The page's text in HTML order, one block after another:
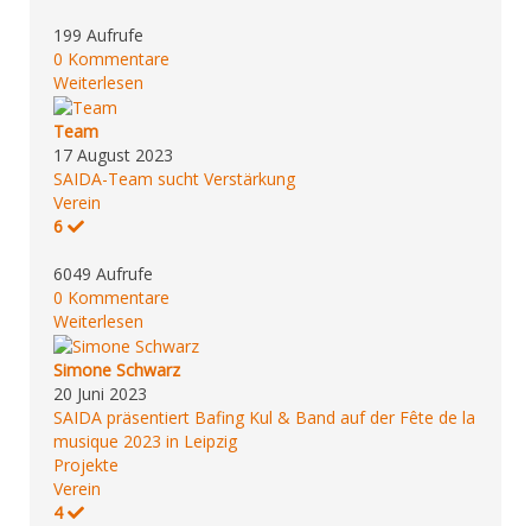
199 Aufrufe
0 Kommentare
Weiterlesen
Team
17 August 2023
SAIDA-Team sucht Verstärkung
Verein
6
6049 Aufrufe
0 Kommentare
Weiterlesen
Simone Schwarz
20 Juni 2023
SAIDA präsentiert Bafing Kul & Band auf der Fête de la
musique 2023 in Leipzig
Projekte
Verein
4